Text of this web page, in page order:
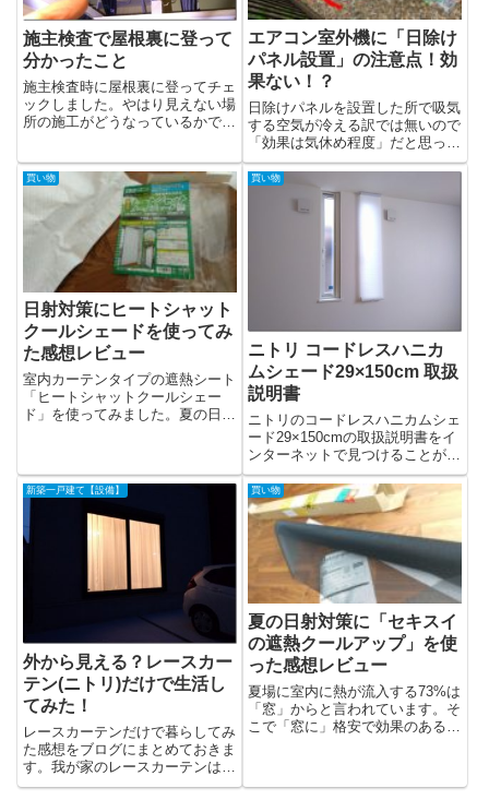
施主検査で屋根裏に登って
分かったこと
施主検査時に屋根裏に登ってチェ
ックしました。やはり見えない場
所の施工がどうなっているかで施
エアコン室外機に「日除け
パネル設置」の注意点！効
果ない！？
日除けパネルを設置した所で吸気
する空気が冷える訳では無いので
「効果は気休め程度」だと思って
おいた方が良さそうです。
買い物
日射対策にヒートシャット
クールシェードを使ってみ
た感想レビュー
室内カーテンタイプの遮熱シート
「ヒートシャットクールシェー
ド」を使ってみました。夏の日差
買い物
ニトリ コードレスハニカ
ムシェード29×150cm 取扱
説明書
ニトリのコードレスハニカムシェ
ード29×150cmの取扱説明書をイ
ンターネットで見つけることが出
来な...
新築一戸建て【設備】
外から見える？レースカー
テン(ニトリ)だけで生活し
てみた！
レースカーテンだけで暮らしてみ
た感想をブログにまとめておきま
す。我が家のレースカーテンはニ
トリの「エ...
買い物
夏の日射対策に「セキスイ
の遮熱クールアップ」を使
った感想レビュー
夏場に室内に熱が流入する73%は
「窓」からと言われています。そ
こで「窓に」格安で効果のある夏